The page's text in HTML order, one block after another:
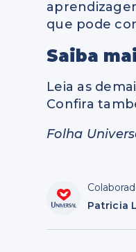
que pode
Saiba
Leia as
Confira
Folha
Patricia